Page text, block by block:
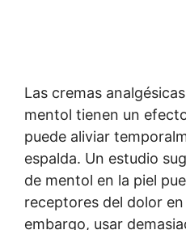
Las cremas
mentol tienen un
puede aliviar
espalda. Un estudio
de mentol en la piel
receptores del dolor
embargo, usar